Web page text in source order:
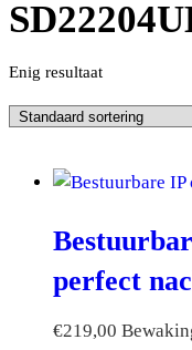
Enig resultaat
perfect
€219,00